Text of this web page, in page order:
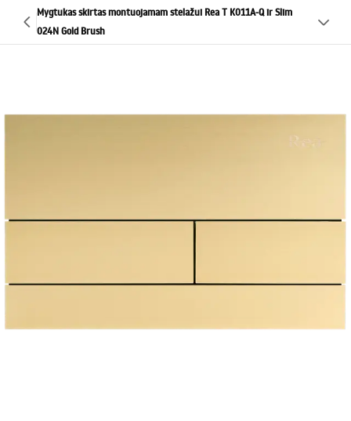
Mygtukas skirtas montuojamam stelažui Rea T K011A-Q ir Slim
024N Gold Brush